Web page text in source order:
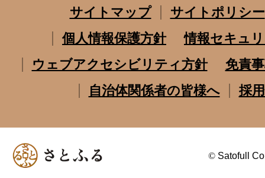
サイトマップ
サイトポリシー
個人情報保護方針
情報セキュ
ウェブアクセシビリティ方針
免責
自治体関係者の皆様へ
採
© Satofull